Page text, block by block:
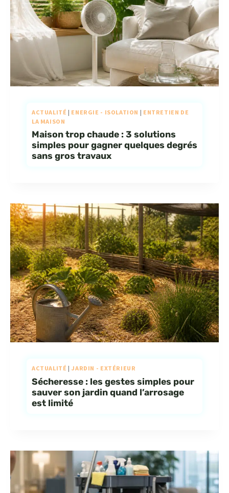
ACTUALITÉ | ENERGIE - ISOLATION | ENTRETIEN DE
LA MAISON
Maison trop chaude : 3 solutions
simples pour gagner quelques degrés
sans gros travaux
ACTUALITÉ | JARDIN - EXTÉRIEUR
Sécheresse : les gestes simples pour
sauver son jardin quand l’arrosage
est limité